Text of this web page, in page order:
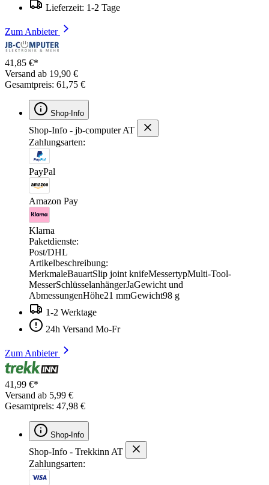
Lieferzeit: 1-2 Tage
Zum Anbieter
41,85 €*
Versand ab 19,90 €
Gesamtpreis: 61,75 €
Shop-Info
Shop-Info - jb-computer AT
Zahlungsarten:
PayPal
Amazon Pay
Klarna
Paketdienste:
Post/DHL
Artikelbeschreibung:
MerkmaleBauartSlip joint knifeMessertypMulti-Tool-
MesserSchlüsselanhängerJaGewicht und
AbmessungenHöhe21 mmGewicht98 g
1-2 Werktage
24h Versand Mo-Fr
Zum Anbieter
41,99 €*
Versand ab 5,99 €
Gesamtpreis: 47,98 €
Shop-Info
Shop-Info - Trekkinn AT
Zahlungsarten: